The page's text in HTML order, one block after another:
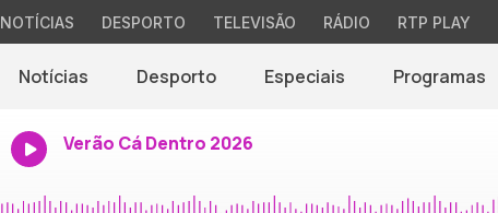
NOTÍCIAS DESPORTO TELEVISÃO RÁDIO RTP PLAY
Notícias Desporto Especiais Programas
Verão Cá Dentro 2026